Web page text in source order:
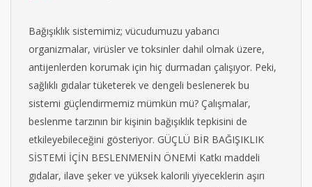
Bağışıklık sistemimiz; vücudumuzu yabancı
organizmalar, virüsler ve toksinler dahil olmak üzere,
antijenlerden korumak için hiç durmadan çalışıyor. Peki,
sağlıklı gıdalar tüketerek ve dengeli beslenerek bu
sistemi güçlendirmemiz mümkün mü? Çalışmalar,
beslenme tarzının bir kişinin bağışıklık tepkisini de
etkileyebileceğini gösteriyor. GÜÇLÜ BİR BAĞIŞIKLIK
SİSTEMİ İÇİN BESLENMENİN ÖNEMİ Katkı maddeli
gıdalar, ilave şeker ve yüksek kalorili yiyeceklerin aşırı